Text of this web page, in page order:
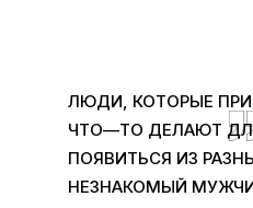
ЛЮДИ КОТОРЫЕ
ЧТО—ТО ДЕЛАЮТ
ПОЯВИТЬСЯ ИЗ
НЕЗНАКОМЫЙ